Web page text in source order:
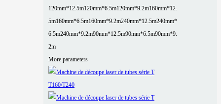
120mm*12.5m120mm*6.5m120mm*9.2m160mm*12.
5m160mm*6.5m160mm*9.2m240mm*12.5m240mm*
6.5m240mm*9.2m90mm*12.5m90mm*6.5m90mm*9.
2m
More parameters